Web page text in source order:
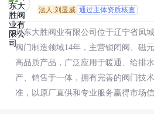
法人:刘显威 通过主体资质核查
丹东大胜阀业有限公司位于辽宁省凤
阀门制造领域14年，主营锁闭阀、磁
高品质产品，广泛应用于暖通、给排
产、销售于一体，拥有完善的阀门技
准，以原厂直供和专业服务赢得市场信